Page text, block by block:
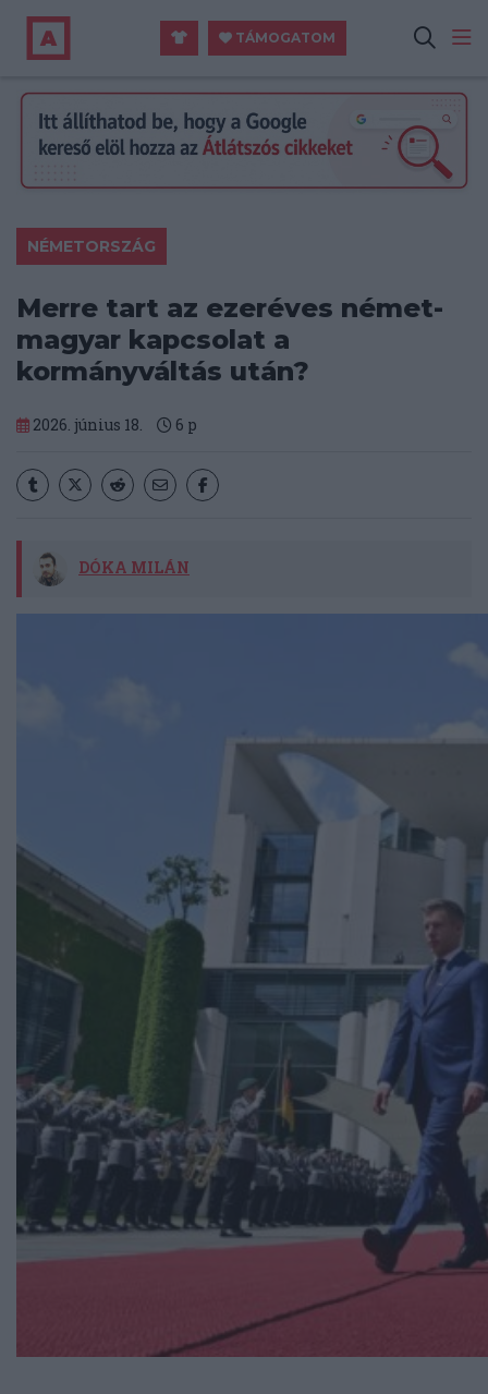
TÁMOGATOM
NÉMETORSZÁG
Merre tart az ezeréves német-
magyar kapcsolat a
kormányváltás után?
2026. június 18. 6 p
DÓKA MILÁN